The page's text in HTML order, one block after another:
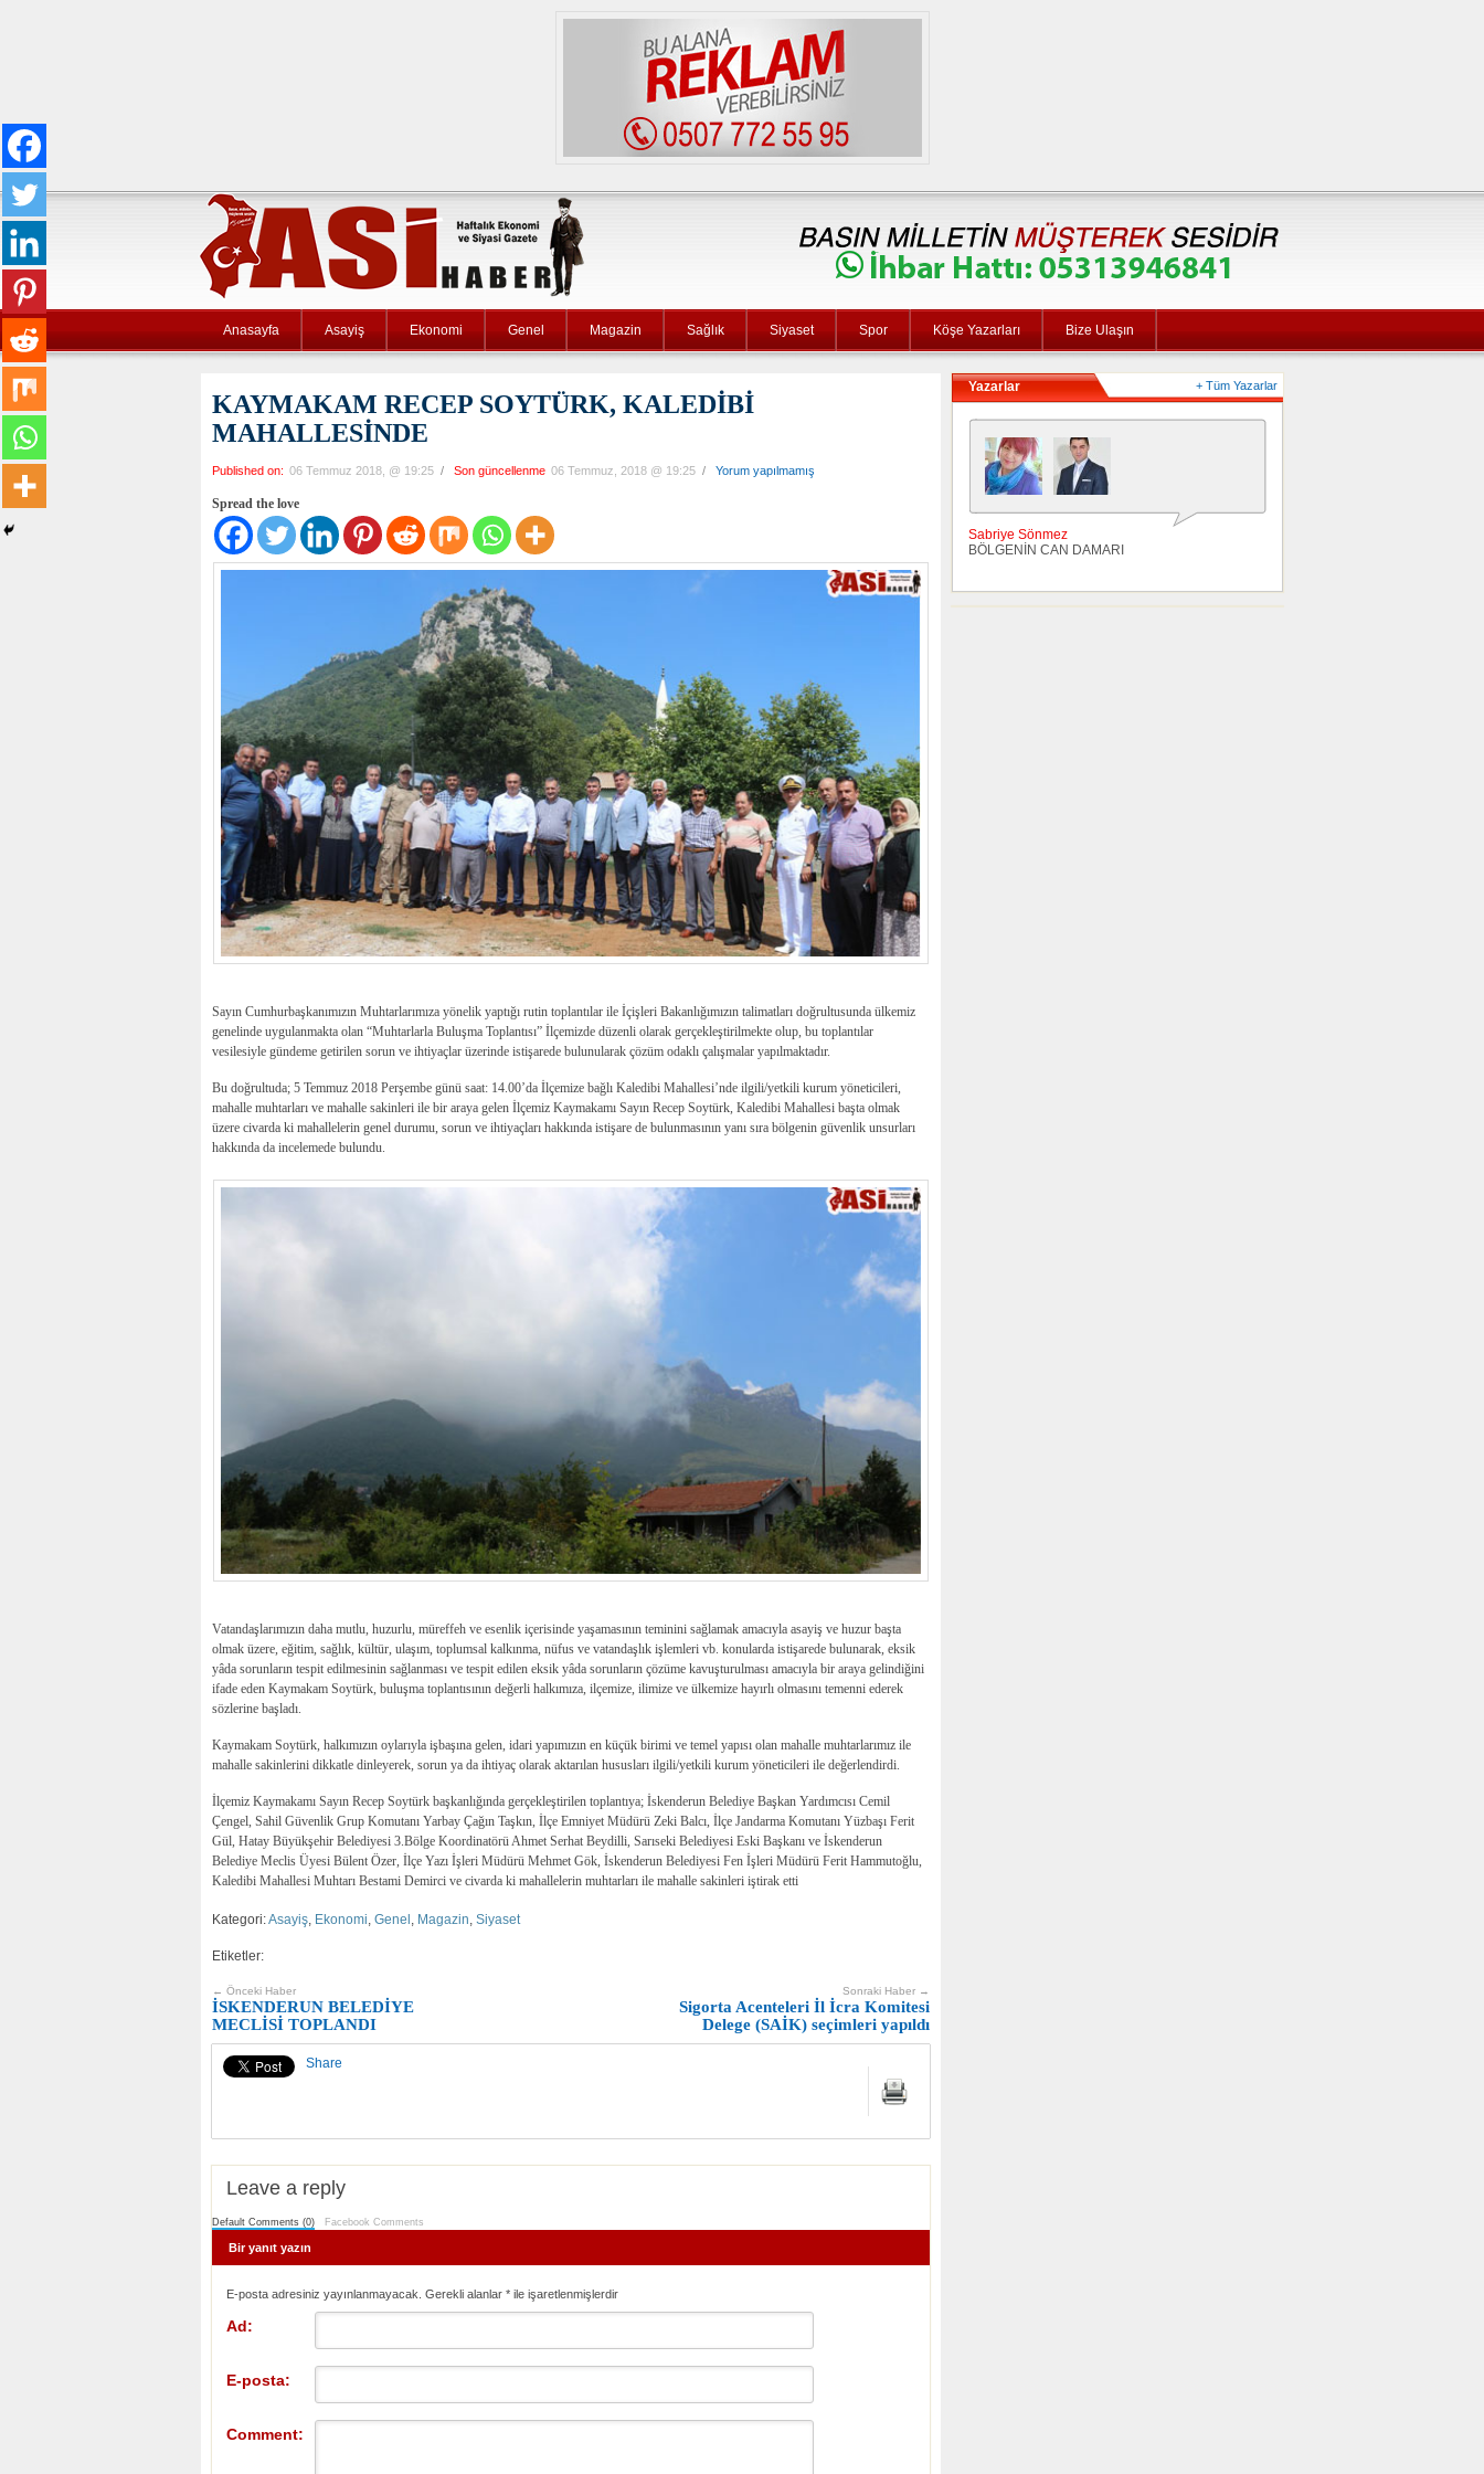
Anasayfa Asayiş Ekonomi Genel Magazin Sağlık Siyaset Spor Köşe Yazarları Bize Ulaşın
KAYMAKAM RECEP SOYTÜRK, KALEDİBİ
MAHALLESİNDE
Published on: 06 Temmuz 2018, @ 19:25 / Son güncellenme 06 Temmuz, 2018 @ 19:25 / Yorum yapılmamış
Spread the love
Sayın Cumhurbaşkanımızın Muhtarlarımıza yönelik yaptığı rutin toplantılar ile İçişleri Bakanlığımızın talimatları doğrultusunda ülkemiz
genelinde uygulanmakta olan “Muhtarlarla Buluşma Toplantısı” İlçemizde düzenli olarak gerçekleştirilmekte olup, bu toplantılar
vesilesiyle gündeme getirilen sorun ve ihtiyaçlar üzerinde istişarede bulunularak çözüm odaklı çalışmalar yapılmaktadır.
Bu doğrultuda; 5 Temmuz 2018 Perşembe günü saat: 14.00’da İlçemize bağlı Kaledibi Mahallesi’nde ilgili/yetkili kurum yöneticileri,
mahalle muhtarları ve mahalle sakinleri ile bir araya gelen İlçemiz Kaymakamı Sayın Recep Soytürk, Kaledibi Mahallesi başta olmak
üzere civarda ki mahallelerin genel durumu, sorun ve ihtiyaçları hakkında istişare de bulunmasının yanı sıra bölgenin güvenlik unsurları
hakkında da incelemede bulundu.
Vatandaşlarımızın daha mutlu, huzurlu, müreffeh ve esenlik içerisinde yaşamasının teminini sağlamak amacıyla asayiş ve huzur başta
olmak üzere, eğitim, sağlık, kültür, ulaşım, toplumsal kalkınma, nüfus ve vatandaşlık işlemleri vb. konularda istişarede bulunarak, eksik
yâda sorunların tespit edilmesinin sağlanması ve tespit edilen eksik yâda sorunların çözüme kavuşturulması amacıyla bir araya gelindiğini
ifade eden Kaymakam Soytürk, buluşma toplantısının değerli halkımıza, ilçemize, ilimize ve ülkemize hayırlı olmasını temenni ederek
sözlerine başladı.
Kaymakam Soytürk, halkımızın oylarıyla işbaşına gelen, idari yapımızın en küçük birimi ve temel yapısı olan mahalle muhtarlarımız ile
mahalle sakinlerini dikkatle dinleyerek, sorun ya da ihtiyaç olarak aktarılan hususları ilgili/yetkili kurum yöneticileri ile değerlendirdi.
İlçemiz Kaymakamı Sayın Recep Soytürk başkanlığında gerçekleştirilen toplantıya; İskenderun Belediye Başkan Yardımcısı Cemil
Çengel, Sahil Güvenlik Grup Komutanı Yarbay Çağın Taşkın, İlçe Emniyet Müdürü Zeki Balcı, İlçe Jandarma Komutanı Yüzbaşı Ferit
Gül, Hatay Büyükşehir Belediyesi 3.Bölge Koordinatörü Ahmet Serhat Beydilli, Sarıseki Belediyesi Eski Başkanı ve İskenderun
Belediye Meclis Üyesi Bülent Özer, İlçe Yazı İşleri Müdürü Mehmet Gök, İskenderun Belediyesi Fen İşleri Müdürü Ferit Hammutoğlu,
Kaledibi Mahallesi Muhtarı Bestami Demirci ve civarda ki mahallelerin muhtarları ile mahalle sakinleri iştirak etti
Kategori:Asayiş, Ekonomi, Genel , Magazin, Siyaset
Etiketler:
Sonraki Haber →
Sigorta Acenteleri İl İcra Komitesi
Delege (SAİK) seçimleri yapıldı
← Önceki Haber
İSKENDERUN BELEDİYE
MECLİSİ TOPLANDI
Share
Leave a reply
Default Comments (0) Facebook Comments
Bir yanıt yazın
E-posta adresiniz yayınlanmayacak. Gerekli alanlar * ile işaretlenmişlerdir
Ad:
E-posta:
Comment:
Yazarlar + Tüm Yazarlar
Sabriye Sönmez
BÖLGENİN CAN DAMARI